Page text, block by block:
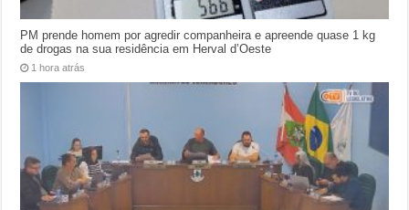
PM prende homem por agredir companheira e apreende quase 1 kg
de drogas na sua residência em Herval d’Oeste
1 hora atrás